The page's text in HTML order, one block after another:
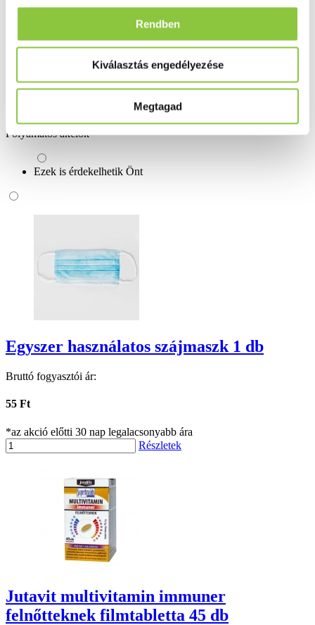
Rendben
Kiválasztás engedélyezése
Megtagad
Bővebben ...
Ingyenes szállítás 18 000 Ft felett
Minőségellenőrzött termékek
Folyamatos akciók
Ezek is érdekelhetik Önt
Egyszer használatos szájmaszk 1 db
Bruttó fogyasztói ár:
55 Ft
*az akció előtti 30 nap legalacsonyabb ára
Részletek
Jutavit multivitamin immuner
felnőtteknek filmtabletta 45 db